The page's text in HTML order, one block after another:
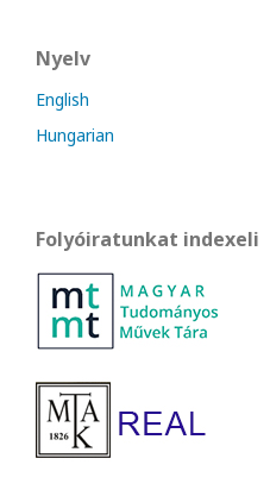
Nyelv
English
Hungarian
Folyóiratunkat indexeli